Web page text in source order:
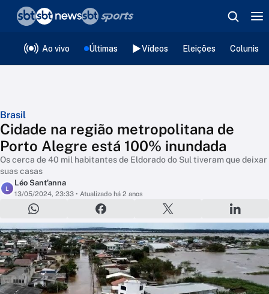
Ao vivo Últimas Vídeos Eleições
Brasil
Cidade na região metropolitana de
Porto Alegre está 100% inundada
Os cerca de 40 mil habitantes de Eldorado do Sul tiveram que deixar
suas casas
L
Léo Sant'anna
13/05/2024, 23:33 • Atualizado há 2 anos
❮voltar
Editorias